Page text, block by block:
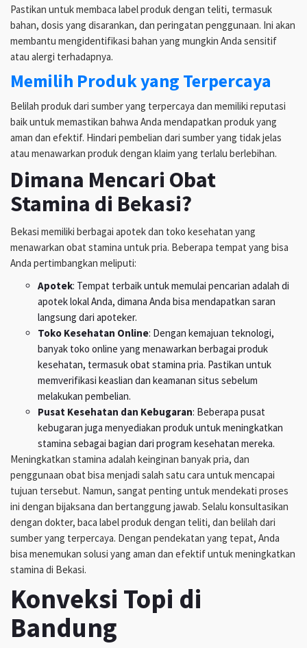
Pastikan untuk membaca label produk dengan teliti, termasuk
bahan, dosis yang disarankan, dan peringatan penggunaan. Ini akan
membantu mengidentifikasi bahan yang mungkin Anda sensitif
atau alergi terhadapnya.
Memilih Produk yang Terpercaya
Belilah produk dari sumber yang terpercaya dan memiliki reputasi
baik untuk memastikan bahwa Anda mendapatkan produk yang
aman dan efektif. Hindari pembelian dari sumber yang tidak jelas
atau menawarkan produk dengan klaim yang terlalu berlebihan.
Dimana Mencari Obat
Stamina di Bekasi?
Bekasi memiliki berbagai apotek dan toko kesehatan yang
menawarkan obat stamina untuk pria. Beberapa tempat yang bisa
Anda pertimbangkan meliputi:
Apotek: Tempat terbaik untuk memulai pencarian adalah di
apotek lokal Anda, dimana Anda bisa mendapatkan saran
langsung dari apoteker.
Toko Kesehatan Online: Dengan kemajuan teknologi,
banyak toko online yang menawarkan berbagai produk
kesehatan, termasuk obat stamina pria. Pastikan untuk
memverifikasi keaslian dan keamanan situs sebelum
melakukan pembelian.
Pusat Kesehatan dan Kebugaran: Beberapa pusat
kebugaran juga menyediakan produk untuk meningkatkan
stamina sebagai bagian dari program kesehatan mereka.
Meningkatkan stamina adalah keinginan banyak pria, dan
penggunaan obat bisa menjadi salah satu cara untuk mencapai
tujuan tersebut. Namun, sangat penting untuk mendekati proses
ini dengan bijaksana dan bertanggung jawab. Selalu konsultasikan
dengan dokter, baca label produk dengan teliti, dan belilah dari
sumber yang terpercaya. Dengan pendekatan yang tepat, Anda
bisa menemukan solusi yang aman dan efektif untuk meningkatkan
stamina di Bekasi.
Konveksi Topi di
Bandung